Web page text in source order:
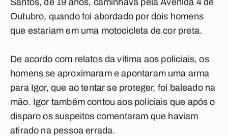
Santos, de 19 anos, caminhava pela Avenida 4 de
Outubro, quando foi abordado por dois homens
que estariam em uma motocicleta de cor preta.
De acordo com relatos da vítima aos policiais, os
homens se aproximaram e apontaram uma arma
para Igor, que ao tentar se proteger, foi baleado na
mão. Igor também contou aos policiais que após o
disparo os suspeitos comentaram que haviam
atirado na pessoa errada.